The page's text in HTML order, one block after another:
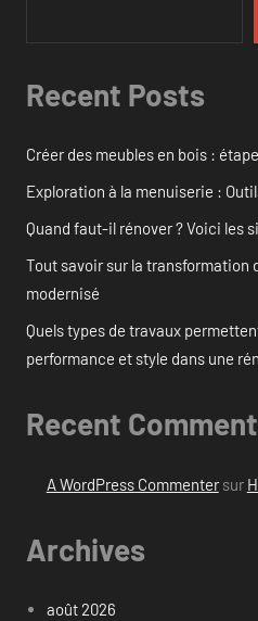
Recent Posts
Créer des meubles en bois :
Exploration à la menuiserie :
Quand faut-il rénover ? Voici les
Tout savoir sur la transformation
modernisé
Quels types de travaux
performance et style dans une
Recent
A WordPress Commentersur
Archives
août 2026